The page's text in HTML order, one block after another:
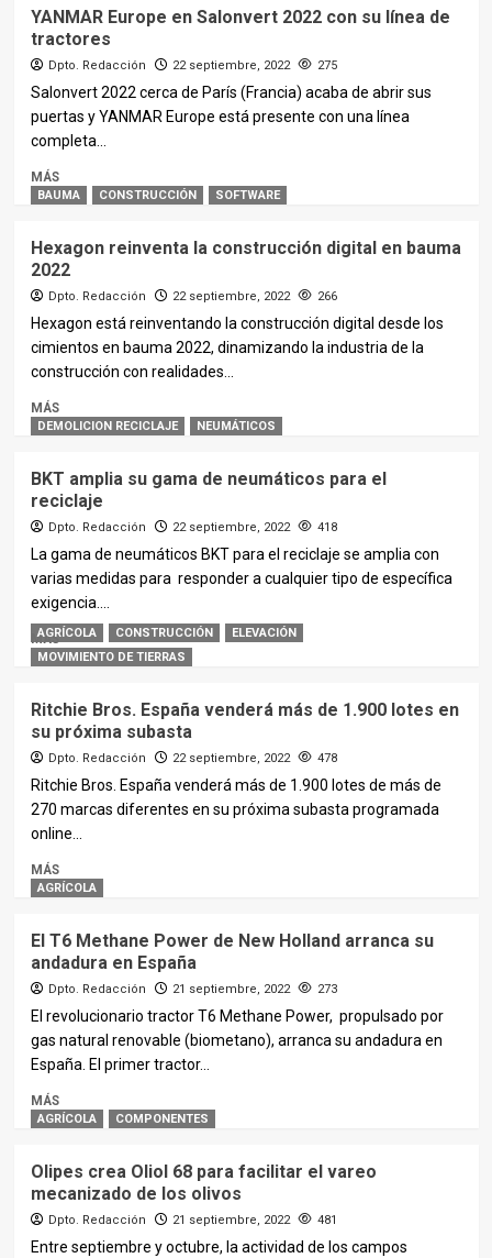
YANMAR Europe en Salonvert 2022 con su línea de
tractores
Dpto. Redacción 22 septiembre, 2022 275
Salonvert 2022 cerca de París (Francia) acaba de abrir sus
puertas y YANMAR Europe está presente con una línea
completa...
MÁS
BAUMA CONSTRUCCIÓN SOFTWARE
Hexagon reinventa la construcción digital en bauma
2022
Dpto. Redacción 22 septiembre, 2022 266
Hexagon está reinventando la construcción digital desde los
cimientos en bauma 2022, dinamizando la industria de la
construcción con realidades...
MÁS
DEMOLICION RECICLAJE NEUMÁTICOS
BKT amplia su gama de neumáticos para el
reciclaje
Dpto. Redacción 22 septiembre, 2022 418
La gama de neumáticos BKT para el reciclaje se amplia con
varias medidas para responder a cualquier tipo de específica
exigencia....
MÁS
AGRÍCOLA CONSTRUCCIÓN
ELEVACIÓN
MOVIMIENTO DE TIERRAS
Ritchie Bros. España venderá más de 1.900 lotes en
su próxima subasta
Dpto. Redacción 22 septiembre, 2022 478
Ritchie Bros. España venderá más de 1.900 lotes de más de
270 marcas diferentes en su próxima subasta programada
online...
MÁS
AGRÍCOLA
El T6 Methane Power de New Holland arranca su
andadura en España
Dpto. Redacción 21 septiembre, 2022 273
El revolucionario tractor T6 Methane Power, propulsado por
gas natural renovable (biometano), arranca su andadura en
España. El primer tractor...
MÁS
AGRÍCOLA COMPONENTES
Olipes crea Oliol 68 para facilitar el vareo
mecanizado de los olivos
Dpto. Redacción 21 septiembre, 2022 481
Entre septiembre y octubre, la actividad de los campos